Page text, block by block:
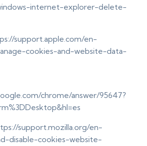
internet-explorer-delete-
support.apple.com/en-
cookies-and-website-data-
chrome/answer/95647?
support.mozilla.org/en-
disable-cookies-website-